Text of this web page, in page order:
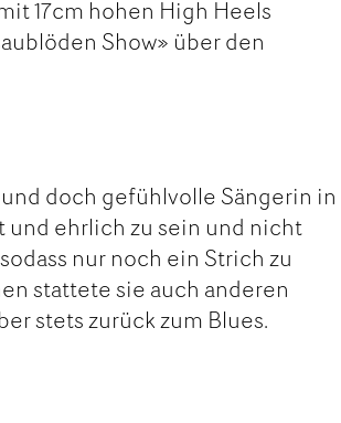
17cm hohen High Heels
Show» über den
doch gefühlvolle Sängerin in
und ehrlich zu sein und nicht
nur noch ein Strich zu
stattete sie auch anderen
stets zurück zum Blues.